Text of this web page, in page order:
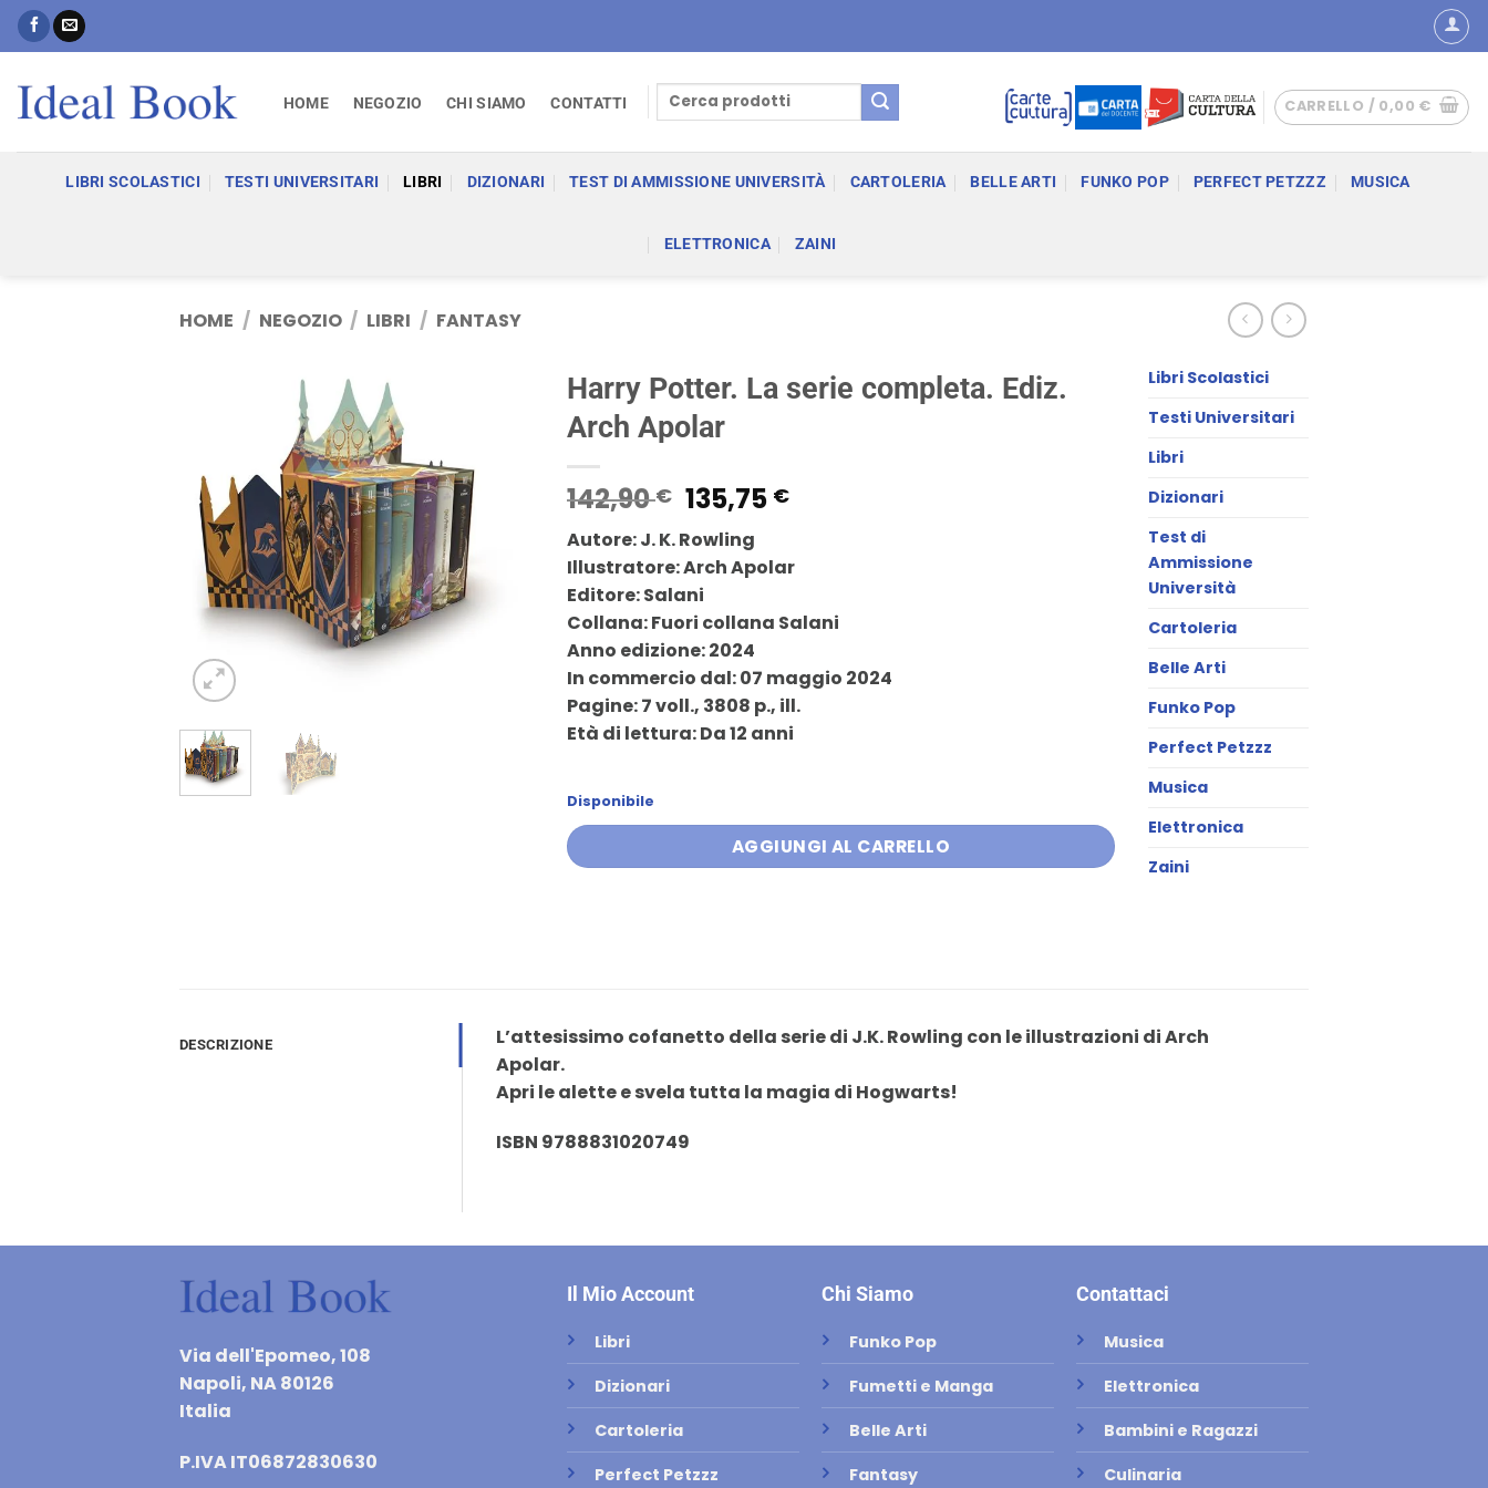
Salta
HOME NEGOZIO CHI SIAMO CONTATTI
Cerca:
CARRELLO / 0,00 €
LIBRI SCOLASTICI TESTI UNIVERSITARI LIBRI DIZIONARI TEST DI AMMISSIONE UNIVERSITÀ CARTOLERIA BELLE ARTI FUNKO POP PERFECT PETZZZ MUSICA
ELETTRONICA ZAINI
HOME / NEGOZIO / LIBRI / FANTASY
Harry Potter. La serie completa. Ediz.
Arch Apolar
142,90€ Il
prezzo
originale
era:
142,90 €.
135,75 €Il
è:
Autore: J. K. Rowling
Illustratore: Arch Apolar
Editore: Salani
Collana: Fuori collana Salani
Anno edizione: 2024
In commercio dal: 07 maggio 2024
Pagine: 7 voll., 3808 p., ill.
Età di lettura: Da 12 anni
Disponibile
AGGIUNGI AL CARRELLO
Libri Scolastici
Testi Universitari
Libri
Dizionari
Test di
Ammissione
Università
Cartoleria
Belle Arti
Funko Pop
Perfect Petzzz
Musica
Elettronica
Zaini
DESCRIZIONE
L’attesissimo cofanetto della serie di J.K. Rowling con le illustrazioni di Arch
Apolar.
Apri le alette e svela tutta la magia di Hogwarts!
ISBN 9788831020749
Via dell'Epomeo, 108
Napoli, NA 80126
Italia
P.IVA IT06872830630
Il Mio Account
Libri
Dizionari
Cartoleria
Perfect Petzzz
Chi Siamo
Funko Pop
Fumetti e Manga
Belle Arti
Fantasy
Contattaci
Musica
Elettronica
Bambini e Ragazzi
Culinaria